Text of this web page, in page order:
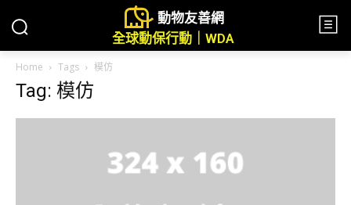
動物友善網
全球動保行動｜WDA
Home Tags 模仿
Tag: 模仿